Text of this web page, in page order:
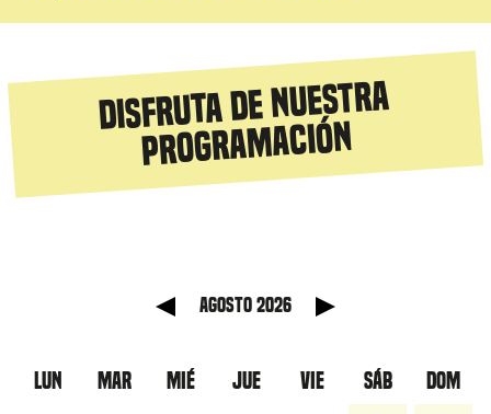
Disfruta de nuestra
programación
agosto 2026
LUN MAR MIÉ JUE VIE SÁB DOM